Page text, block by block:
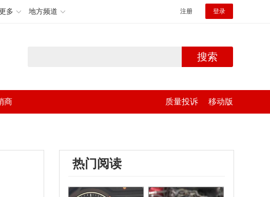
多 地方频道 注册 登录
搜索
商 质量投诉 移动版
热门阅读